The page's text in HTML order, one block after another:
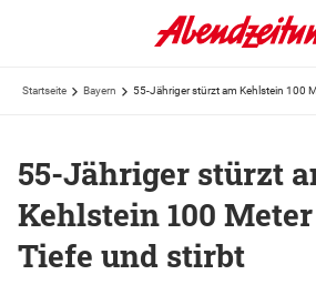
Startseite Bayern 55-Jähriger stürzt am Kehlstein 100
55-Jähriger stürzt
Kehlstein 100
Tiefe und stirbt